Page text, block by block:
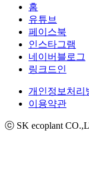
홈
유튜브
페이스북
인스타그램
네이버블로그
링크드인
개인정보처리
이용약관
ⓒ SK ecoplant